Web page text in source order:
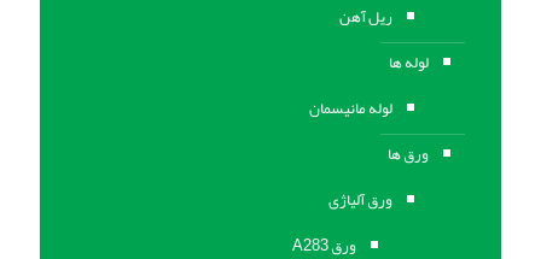
ریل آهن
لوله ها
لوله مانیسمان
ورق ها
ورق آلیاژی
ورق A283